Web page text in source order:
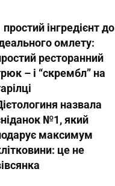
простий інгредієнт до
омлету:
ресторанний
– і “скрембл” на
назвала
№1, який
максимум
це не